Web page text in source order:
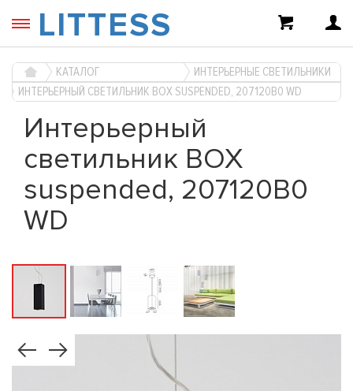
LITTESS
КАТАЛОГ
ИНТЕРЬЕРНЫЕ СВЕТИЛЬНИКИ
ИНТЕРЬЕРНЫЙ СВЕТИЛЬНИК BOX SUSPENDED, 207120B0 WD
Интерьерный
светильник BOX
suspended, 207120B0
WD